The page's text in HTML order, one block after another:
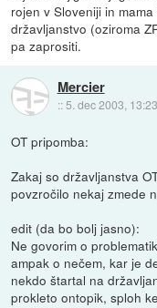
rojen v Sloveniji in
državljanstvo (oziroma
pa zaprositi.
Mercier
:: 5. dec 2003, 13:23
OT pripomba:
Zakaj so državljanstva
povzročilo nekaj zmede
edit (da bo bolj jasno):
Ne govorim o
ampak o nečem, kar je
nekdo štartal na
prokleto ontopik, sploh